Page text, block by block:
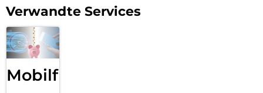
Verwandte Services
Mobilfunk